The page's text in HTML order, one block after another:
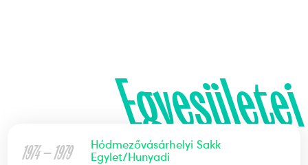
Egyesületei
1974 — 1979
Hódmezővásárhelyi Sakk
Egylet/Hunyadi